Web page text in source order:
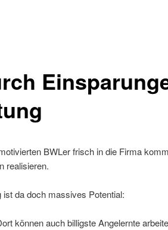
BWLer frisch in die Firma
realisieren.
da doch massives Potential:
können auch billigste Angelernte